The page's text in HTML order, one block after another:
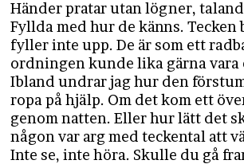
Händer pratar utan lögner,
Fyllda med hur de känns. Tecken
fyller inte upp. De är som ett
ordningen kunde lika gärna vara
Ibland undrar jag hur den
ropa på hjälp. Om det kom ett
genom natten. Eller hur lätt det
någon var arg med teckental att
Inte se, inte höra. Skulle du gå